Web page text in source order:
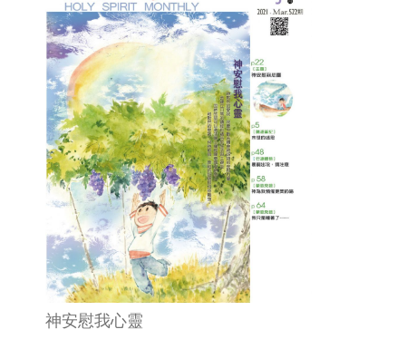
神安慰我心靈